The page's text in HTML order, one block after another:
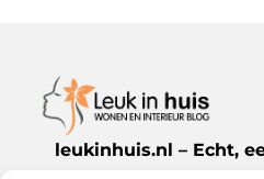
leukinhuis.nl – Echt,